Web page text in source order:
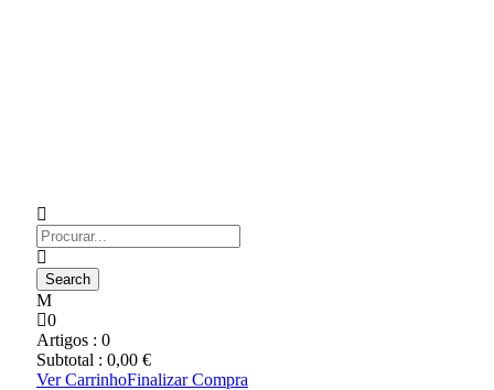
0
Artigos : 0
Subtotal : 0,00 €
Ver CarrinhoFinalizar Compra